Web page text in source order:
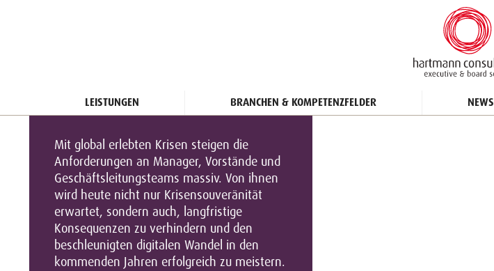
LEISTUNGEN BRANCHEN & KOMPETENZFELDER NEWS
Mit global erlebten Krisen steigen die
Anforderungen an Manager, Vorstände und
Geschäftsleitungsteams massiv. Von ihnen
wird heute nicht nur Krisensouveränität
erwartet, sondern auch, langfristige
Konsequenzen zu verhindern und den
beschleunigten digitalen Wandel in den
kommenden Jahren erfolgreich zu meistern.